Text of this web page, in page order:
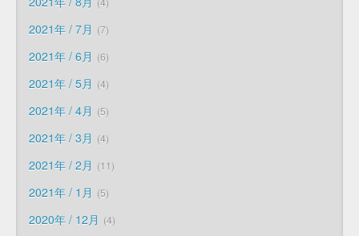
2021年 / 7月 7
2021年 / 6月 6
2021年 / 5月 4
2021年 / 4月 5
2021年 / 3月 4
2021年 / 2月 11
2021年 / 1月 5
2020年 / 12月 4